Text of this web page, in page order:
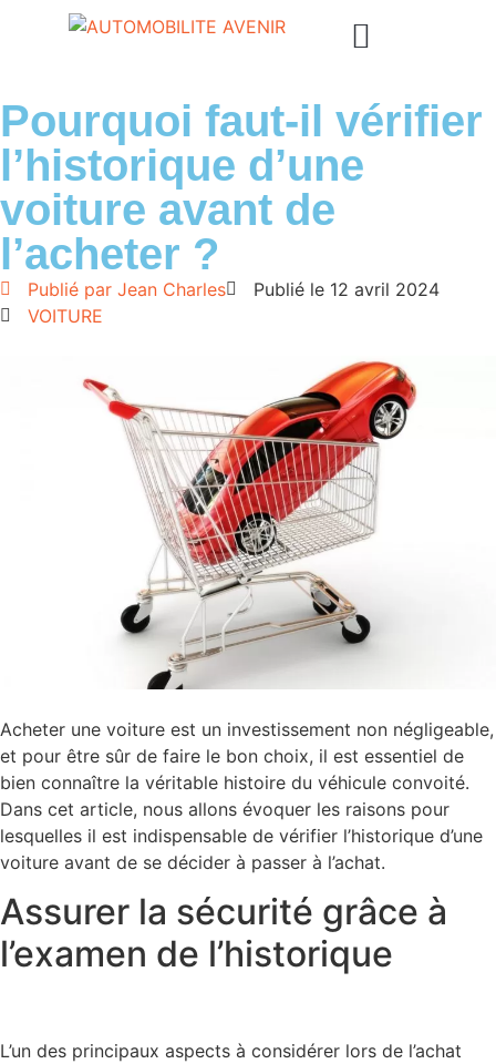
Pourquoi faut-il vérifier
l’historique d’une
voiture avant de
l’acheter ?
Publié par Jean Charles Publié le 12 avril 2024
VOITURE
Acheter une voiture est un investissement non négligeable,
et pour être sûr de faire le bon choix, il est essentiel de
bien connaître la véritable histoire du véhicule convoité.
Dans cet article, nous allons évoquer les raisons pour
lesquelles il est indispensable de vérifier l’historique d’une
voiture avant de se décider à passer à l’achat.
Assurer la sécurité grâce à
l’examen de l’historique
L’un des principaux aspects à considérer lors de l’achat